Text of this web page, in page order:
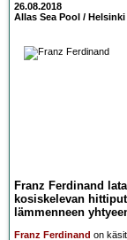
26.08.2018
Allas Sea Pool / Helsinki
Franz Ferdinand
kosiskelevan
lämmenneen
Franz Ferdinand on